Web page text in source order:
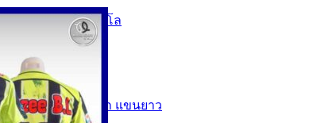
เสื้อพิมพ์ลาย โปโล
เสื้อคนงานคอปก แขนยาว